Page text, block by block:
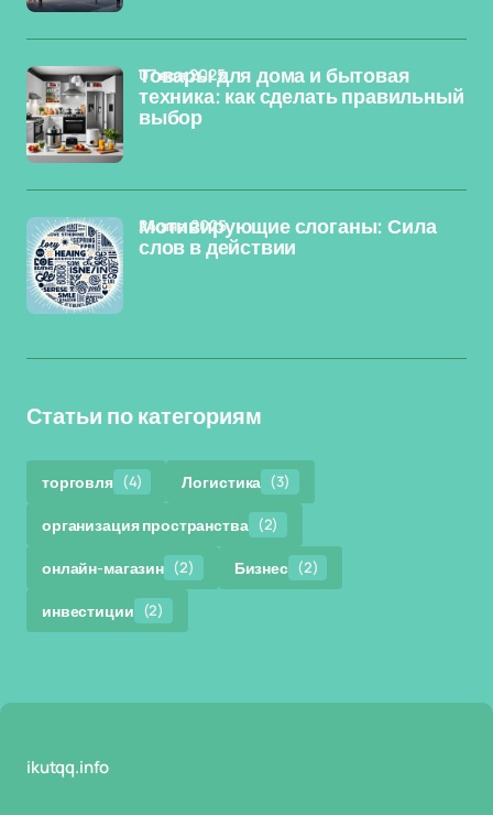
Товары для дома и бытовая
техника: как сделать правильный
выбор
07 ноя 2025
Мотивирующие слоганы: Сила
слов в действии
24 янв 2025
Статьи по категориям
торговля (4) Логистика (3)
организация пространства (2)
онлайн-магазин (2) Бизнес (2)
инвестиции (2)
ikutqq.info